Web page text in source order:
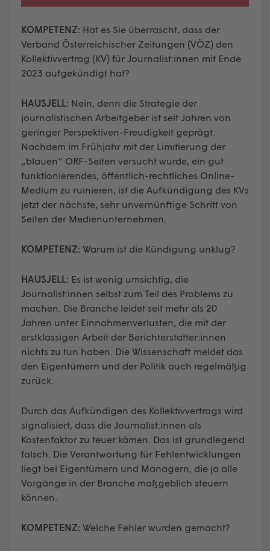
KOMPETENZ: Hat es Sie überrascht, dass der
Verband Österreichischer Zeitungen (VÖZ) den
Kollektivvertrag (KV) für Journalist:innen mit Ende
2023 aufgekündigt hat?
HAUSJELL: Nein, denn die Strategie der
journalistischen Arbeitgeber ist seit Jahren von
geringer Perspektiven-Freudigkeit geprägt.
Nachdem im Frühjahr mit der Limitierung der
„blauen“ ORF-Seiten versucht wurde, ein gut
funktionierendes, öffentlich-rechtliches Online-
Medium zu ruinieren, ist die Aufkündigung des KVs
jetzt der nächste, sehr unvernünftige Schritt von
Seiten der Medienunternehmen.
KOMPETENZ: Warum ist die Kündigung unklug?
HAUSJELL: Es ist wenig umsichtig, die
Journalist:innen selbst zum Teil des Problems zu
machen. Die Branche leidet seit mehr als 20
Jahren unter Einnahmenverlusten, die mit der
erstklassigen Arbeit der Berichterstatter:innen
nichts zu tun haben. Die Wissenschaft meldet das
den Eigentümern und der Politik auch regelmäßig
zurück.
Durch das Aufkündigen des Kollektivvertrags wird
signalisiert, dass die Journalist:innen als
Kostenfaktor zu teuer kämen. Das ist grundlegend
falsch. Die Verantwortung für Fehlentwicklungen
liegt bei Eigentümern und Managern, die ja alle
Vorgänge in der Branche maßgeblich steuern
können.
KOMPETENZ: Welche Fehler wurden gemacht?